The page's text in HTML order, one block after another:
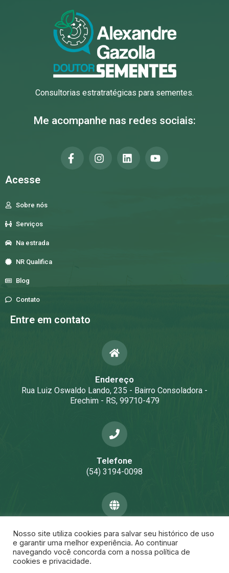
Consultorias estratratégicas para sementes.
Me acompanhe nas redes sociais:
Acesse
Sobre nós
Serviços
Na estrada
NR Qualifica
Blog
Contato
Entre em contato
Endereço
Rua Luiz Oswaldo Lando, 235 - Bairro Consoladora -
Erechim - RS, 99710-479
Telefone
(54) 3194-0098
Email
agazolla@vigorconsultoria.com.br
Nosso site utiliza cookies para salvar seu histórico de uso
e garantir uma melhor experiência. Ao continuar
navegando você concorda com a nossa política de
cookies e privacidade.